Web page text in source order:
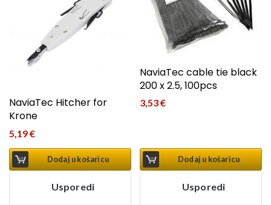
NaviaTec Hitcher for
Krone
5,19€
Dodaj u košaricu
Usporedi
NaviaTec cable tie black
200 x 2.5, 100pcs
3,53€
Dodaj u košaricu
Usporedi